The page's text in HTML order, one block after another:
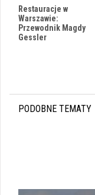
Restauracje w
Warszawie:
Przewodnik Magdy
Gessler
PODOBNE TEMATY